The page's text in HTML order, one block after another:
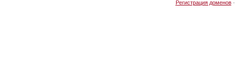
Регистрация доменов·